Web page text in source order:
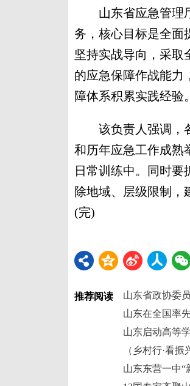
山东省应急管理厅
务，核心目标是全面
坚持实战导向，采取
的应急保障作战能力
障体系积累实践经验。
该负责人强调，各
和历年应急工作成熟
日常训练中。同时
除地域、层级限制，
(完)
推荐阅读
山东省政协委
山东东营一中“